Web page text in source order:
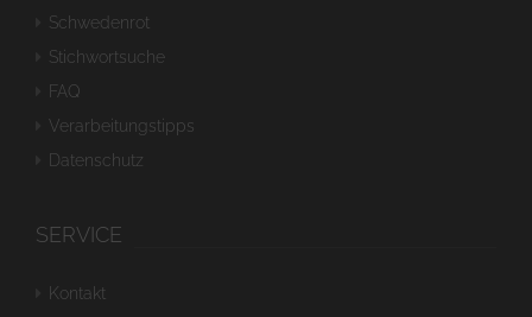
Schwedenrot
Stichwortsuche
FAQ
Verarbeitungstipps
Datenschutz
SERVICE
Kontakt